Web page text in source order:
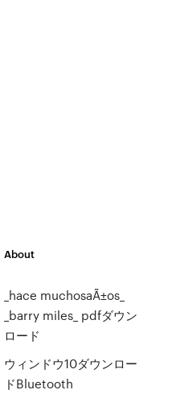
About
_hace muchosaÃ±os_
_barry miles_ pdfダウン
ロード
ウィンドウ10ダウンロー
ドBluetooth